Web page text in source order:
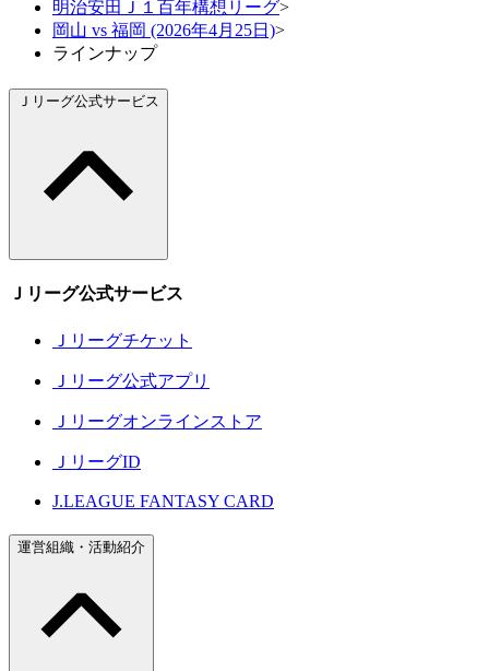
明治安田Ｊ１百年構想リーグ>
岡山 vs 福岡 (2026年4月25日)>
ラインナップ
Ｊリーグ公式サービス
Ｊリーグ公式サービス
Ｊリーグチケット
Ｊリーグ公式アプリ
Ｊリーグオンラインストア
ＪリーグID
J.LEAGUE FANTASY CARD
運営組織・活動紹介